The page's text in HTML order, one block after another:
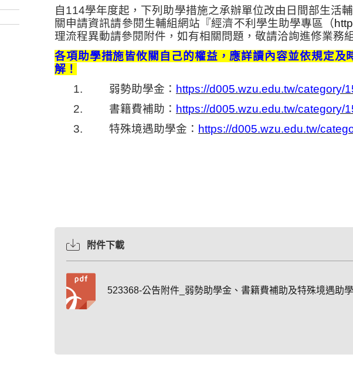
自114學年度起，下列助學措施之承辦單位改由日間部生活
關申請資訊請參閱生輔組網站『經濟不利學生助學專區
（
理流程異動請參閱附件，如有相關問題，敬請洽詢進修業務
各項助學措施皆攸關自己的權益，應詳讀內容並依規定及
解！
1. 弱勢助學金： https://d005.wzu.edu.tw/category/
2. 書籍費補助： https://d005.wzu.edu.tw/category/
3. 特殊境遇助學金： https://d005.wzu.edu.tw/
附件下載
523368-公告附件_弱勢助學金、書籍費補助及特殊境遇助